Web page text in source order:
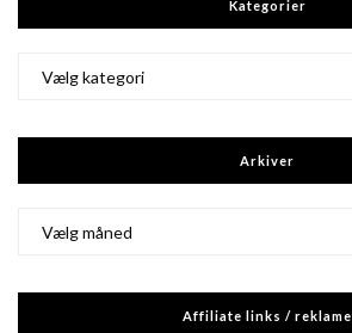
Kategorier
Arkiver
Affiliate links / reklame